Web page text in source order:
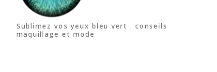
Sublimez vos yeux bleu vert : conseils
maquillage et mode